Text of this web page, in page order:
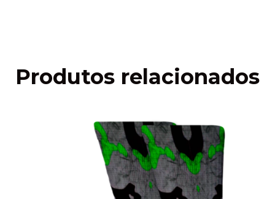
Produtos relacionados